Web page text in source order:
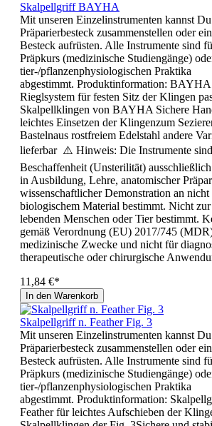
Skalpellgriff BAYHA
Mit unseren Einzelinstrumenten kannst
Präparierbesteck zusammenstellen oder
Besteck aufrüsten. Alle Instrumente sind
Präpkurs (medizinische Studiengänge)
tier-/pflanzenphysiologischen Praktika
abgestimmt. Produktinformation:
Rieglsystem für festen Sitz der Klingen
Skalpellklingen von BAYHA Sichere
leichtes Einsetzen der Klingenzum
Bastelnaus rostfreiem Edelstahl andere
lieferbar ⚠️ Hinweis: Die Instrumente
Beschaffenheit (Unsterilität)
in Ausbildung, Lehre, anatomischer
wissenschaftlicher Demonstration an nicht
biologischem Material bestimmt. Nicht
lebenden Menschen oder Tier bestimmt.
gemäß Verordnung (EU) 2017/745
medizinische Zwecke und nicht für
therapeutische oder chirurgische
11,84 €*
In den Warenkorb
Skalpellgriff n. Feather Fig. 3
Mit unseren Einzelinstrumenten kannst
Präparierbesteck zusammenstellen oder
Besteck aufrüsten. Alle Instrumente sind
Präpkurs (medizinische Studiengänge)
tier-/pflanzenphysiologischen Praktika
abgestimmt. Produktinformation:
Feather für leichtes Aufschieben der